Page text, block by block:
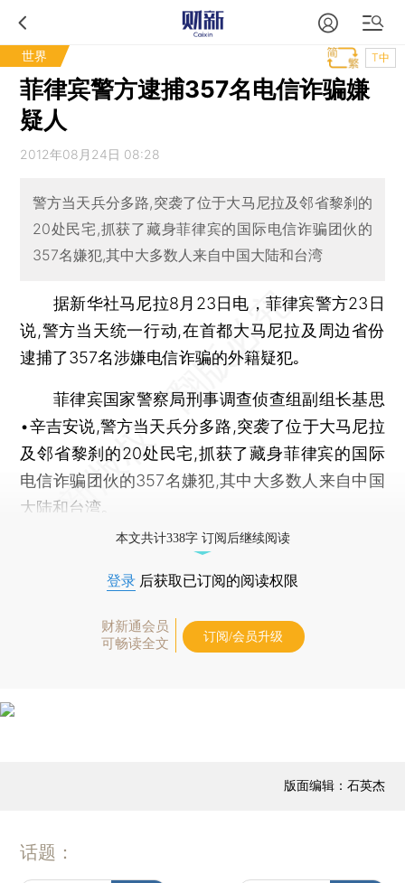
世界 T中
菲律宾警方逮捕357名电信诈骗嫌
疑人
2012年08月24日 08:28
警方当天兵分多路,突袭了位于大马尼拉及邻省黎刹的
20处民宅,抓获了藏身菲律宾的国际电信诈骗团伙的
357名嫌犯,其中大多数人来自中国大陆和台湾
据新华社马尼拉8月23日电，菲律宾警方23日
说,警方当天统一行动,在首都大马尼拉及周边省份
逮捕了357名涉嫌电信诈骗的外籍疑犯｡
菲律宾国家警察局刑事调查侦查组副组长基思
•辛吉安说,警方当天兵分多路,突袭了位于大马尼拉
及邻省黎刹的20处民宅,抓获了藏身菲律宾的国际
电信诈骗团伙的357名嫌犯,其中大多数人来自中国
大陆和台湾｡
本文共计338字 订阅后继续阅读
登录 后获取已订阅的阅读权限
财新通会员
可畅读全文
订阅/会员升级
版面编辑：石英杰
话题：